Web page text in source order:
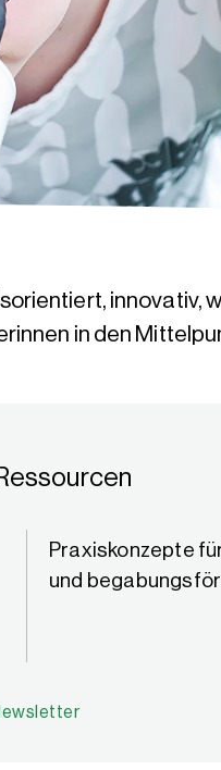
innovativ,
in den
Praxiskonzepte
und